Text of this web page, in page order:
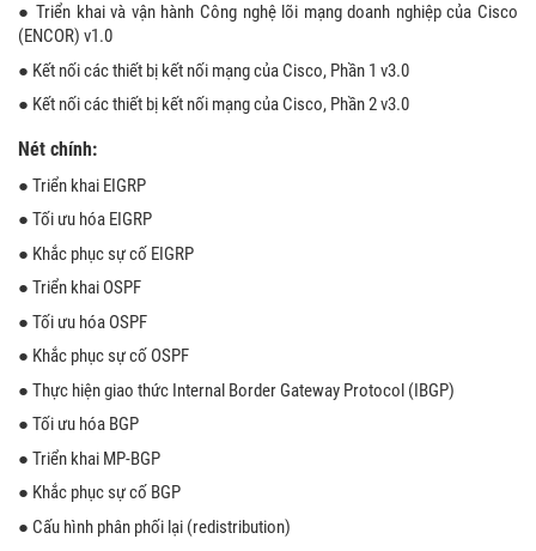
● Triển khai và vận hành Công nghệ lõi mạng doanh nghiệp của Cisco
(ENCOR) v1.0
● Kết nối các thiết bị kết nối mạng của Cisco, Phần 1 v3.0
● Kết nối các thiết bị kết nối mạng của Cisco, Phần 2 v3.0
Nét chính:
● Triển khai EIGRP
● Tối ưu hóa EIGRP
● Khắc phục sự cố EIGRP
● Triển khai OSPF
● Tối ưu hóa OSPF
● Khắc phục sự cố OSPF
● Thực hiện giao thức Internal Border Gateway Protocol (IBGP)
● Tối ưu hóa BGP
● Triển khai MP-BGP
● Khắc phục sự cố BGP
● Cấu hình phân phối lại (redistribution)